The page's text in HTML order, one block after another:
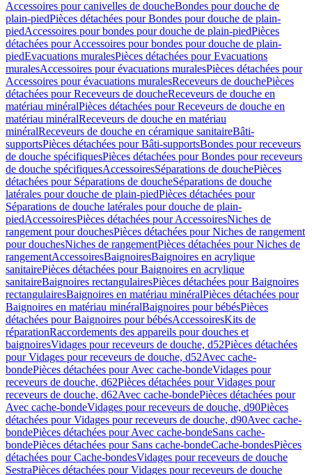
Accessoires pour canivelles de doucheBondes pour douche de
plain-piedPièces détachées pour Bondes pour douche de plain-
piedAccessoires pour bondes pour douche de plain-piedPièces
détachées pour Accessoires pour bondes pour douche de plain-
piedEvacuations muralesPièces détachées pour Evacuations
muralesAccessoires pour évacuations muralesPièces détachées pour
Accessoires pour évacuations muralesReceveurs de douchePièces
détachées pour Receveurs de doucheReceveurs de douche en
matériau minéralPièces détachées pour Receveurs de douche en
matériau minéralReceveurs de douche en matériau
minéralReceveurs de douche en céramique sanitaireBâti-
supportsPièces détachées pour Bâti-supportsBondes pour receveurs
de douche spécifiquesPièces détachées pour Bondes pour receveurs
de douche spécifiquesAccessoiresSéparations de douchePièces
détachées pour Séparations de doucheSéparations de douche
latérales pour douche de plain-piedPièces détachées pour
Séparations de douche latérales pour douche de plain-
piedAccessoiresPièces détachées pour AccessoiresNiches de
rangement pour douchesPièces détachées pour Niches de rangement
pour douchesNiches de rangementPièces détachées pour Niches de
rangementAccessoiresBaignoiresBaignoires en acrylique
sanitairePièces détachées pour Baignoires en acrylique
sanitaireBaignoires rectangulairesPièces détachées pour Baignoires
rectangulairesBaignoires en matériau minéralPièces détachées pour
Baignoires en matériau minéralBaignoires pour bébésPièces
détachées pour Baignoires pour bébésAccessoiresKits de
réparationRaccordements des appareils pour douches et
baignoiresVidages pour receveurs de douche, d52Pièces détachées
pour Vidages pour receveurs de douche, d52Avec cache-
bondePièces détachées pour Avec cache-bondeVidages pour
receveurs de douche, d62Pièces détachées pour Vidages pour
receveurs de douche, d62Avec cache-bondePièces détachées pour
Avec cache-bondeVidages pour receveurs de douche, d90Pièces
détachées pour Vidages pour receveurs de douche, d90Avec cache-
bondePièces détachées pour Avec cache-bondeSans cache-
bondePièces détachées pour Sans cache-bondeCache-bondesPièces
détachées pour Cache-bondesVidages pour receveurs de douche
SestraPièces détachées pour Vidages pour receveurs de douche